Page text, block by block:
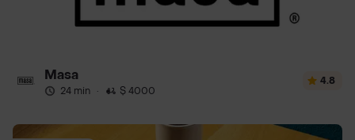
Masa
24 min · $ 4000
4.8